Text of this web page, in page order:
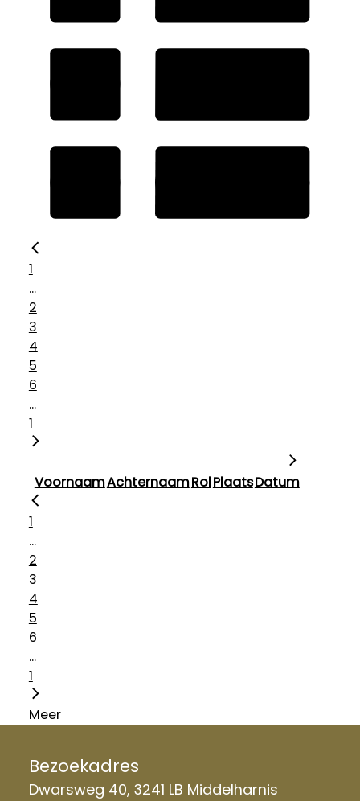
1
...
2
3
4
5
6
...
1
VoornaamAchternaamRolPlaatsDatum
1
...
2
3
4
5
6
...
1
Meer
Bezoekadres
Dwarsweg 40, 3241 LB Middelharnis